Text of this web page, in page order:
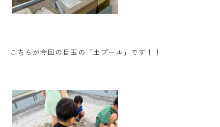
こちらが今回の目玉の「土プール」です！！